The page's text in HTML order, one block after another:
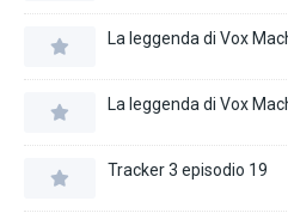
La leggenda di Vox
La leggenda di Vox
Tracker 3 episodio 19